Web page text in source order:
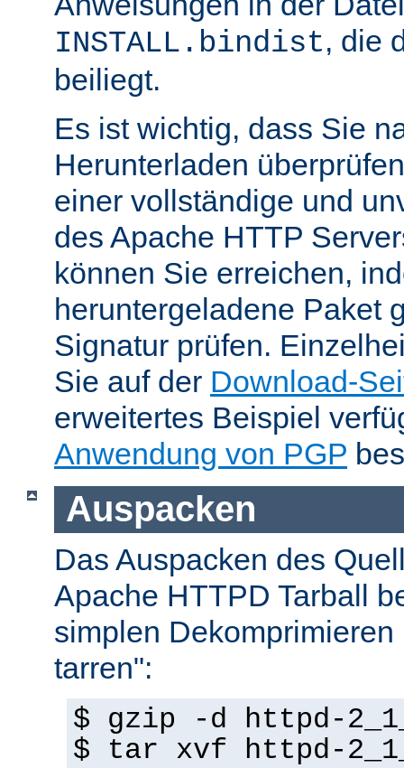
INSTALL.bindist, die
beiliegt.
Es ist wichtig, dass Sie
Herunterladen
einer vollständige und
des Apache HTTP
können Sie erreichen,
heruntergeladene Paket
Signatur prüfen.
Sie auf der Download-
erweitertes Beispiel
Anwendung von PGP
Auspacken
Das Auspacken des
Apache HTTPD Tarball
simplen
tarren":
$ gzip -d httpd-
$ tar xvf httpd-